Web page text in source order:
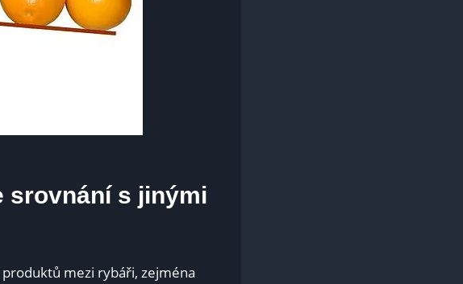
srovnání s jinými
mezi rybáři, zejména